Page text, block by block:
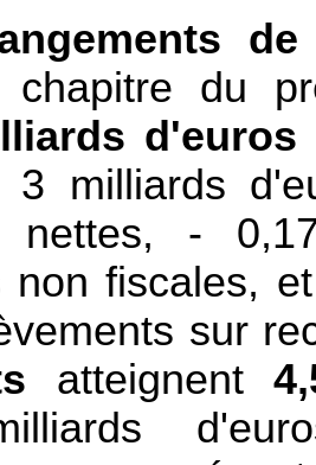
chapitre du
d'euros
milliards
nettes, -
non fiscales,
sur
atteignent